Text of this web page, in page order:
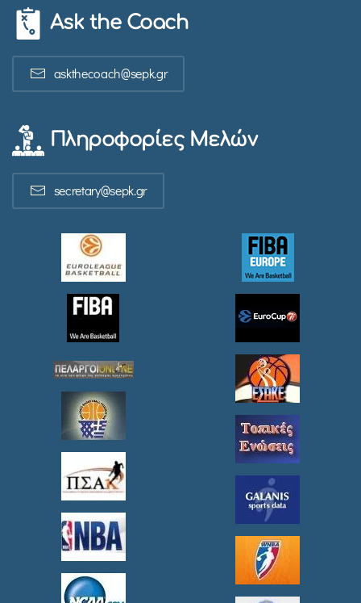
Ask the Coach
askthecoach@sepk.gr
Πληροφορίες Μελών
secretary@sepk.gr